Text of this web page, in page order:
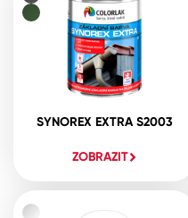
SYNOREX EXTRA S2003
ZOBRAZIT